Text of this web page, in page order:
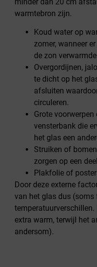
warmtebron zijn.
Koud water op
zomer, wanneer
de zon
Overgordijnen,
te dicht op het
afsluiten
circuleren.
Grote
vensterbank die
het glas een
Struiken of
zorgen op een
Plakfolie of
Door deze externe
van het glas dus (soms
extra warm, terwijl het
andersom).